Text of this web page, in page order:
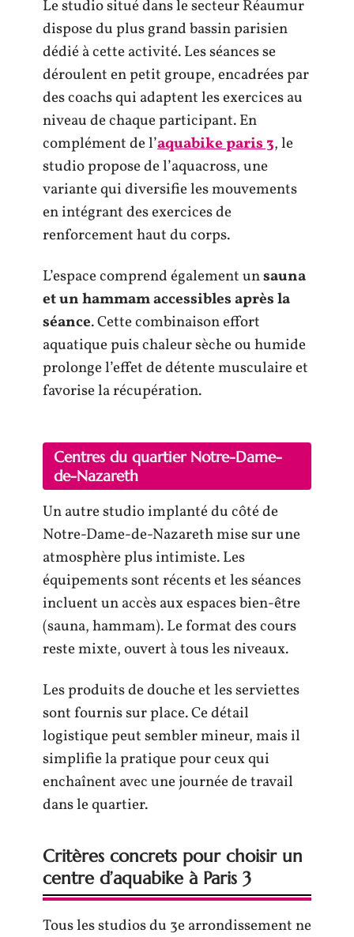
Le studio situé dans le secteur Réaumur
dispose du plus grand bassin parisien
dédié à cette activité. Les séances se
déroulent en petit groupe, encadrées par
des coachs qui adaptent les exercices au
niveau de chaque participant. En
complément de l’aquabike paris 3, le
studio propose de l’aquacross, une
variante qui diversifie les mouvements
en intégrant des exercices de
renforcement haut du corps.
L’espace comprend également unsauna
et un hammam accessibles après la
séance. Cette combinaison effort
aquatique puis chaleur sèche ou humide
prolonge l’effet de détente musculaire et
favorise la récupération.
Centres du quartier Notre-Dame-
de-Nazareth
Un autre studio implanté du côté de
Notre-Dame-de-Nazareth mise sur une
atmosphère plus intimiste. Les
équipements sont récents et les séances
incluent un accès aux espaces bien-être
(sauna, hammam). Le format des cours
reste mixte, ouvert à tous les niveaux.
Les produits de douche et les serviettes
sont fournis sur place. Ce détail
logistique peut sembler mineur, mais il
simplifie la pratique pour ceux qui
enchaînent avec une journée de travail
dans le quartier.
Critères concrets pour choisir un
centre d’aquabike à Paris 3
Tous les studios du 3e arrondissement ne